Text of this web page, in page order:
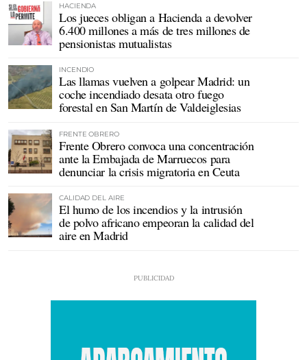
HACIENDA
Los jueces obligan a Hacienda a devolver
6.400 millones a más de tres millones de
pensionistas mutualistas
INCENDIO
Las llamas vuelven a golpear Madrid: un
coche incendiado desata otro fuego
forestal en San Martín de Valdeiglesias
FRENTE OBRERO
Frente Obrero convoca una concentración
ante la Embajada de Marruecos para
denunciar la crisis migratoria en Ceuta
CALIDAD DEL AIRE
El humo de los incendios y la intrusión
de polvo africano empeoran la calidad del
aire en Madrid